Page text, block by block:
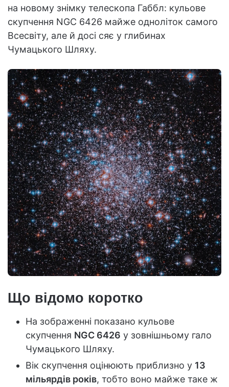
на новому знімку телескопа Габбл: кульове
скупчення NGC 6426 майже одноліток самого
Всесвіту, але й досі сяє у глибинах
Чумацького Шляху.
Що відомо коротко
На зображенні показано кульове
скупчення NGC 6426 у зовнішньому гало
Чумацького Шляху.
Вік скупчення оцінюють приблизно у 13
мільярдів років, тобто воно майже таке ж